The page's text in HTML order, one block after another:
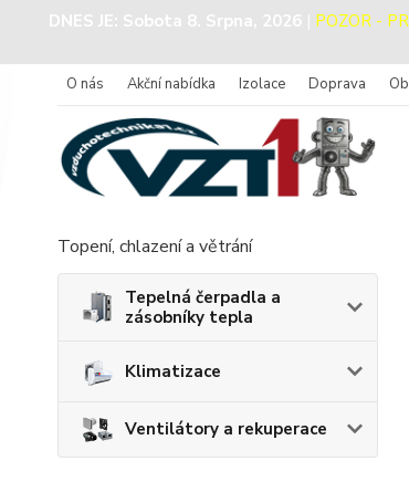
DNES JE: Sobota 8. Srpna, 2026 | POZOR -
O nás Akční nabídka Izolace Doprava
Topení, chlazení a větrání
Tepelná čerpadla a
zásobníky tepla
Klimatizace
Ventilátory a rekuperace